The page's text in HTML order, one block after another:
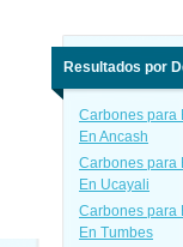
Resultados por
Carbones para
En Ancash
Carbones para
En Ucayali
Carbones para
En Tumbes